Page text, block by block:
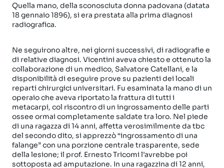
Quella mano, della sconosciuta donna padovana (datata
18 gennaio 1896), si era prestata alla prima diagnosi
radiografica.
Ne seguirono altre, nei giorni successivi, di radiografie e
di relative diagnosi. Vicentini aveva chiesto e ottenuto la
collaborazione di un medico, Salvatore Catellani, e la
disponibilità di eseguire prove su pazienti dei locali
reparti chirurgici universitari. Fu esaminata la mano di un
operaio che aveva riportato la frattura di tutti i
metacarpi, col riscontro di un ingrossamento delle parti
ossee ormai completamente saldate tra loro. Nel piede
di una ragazza di 14 anni, affetta verosimilmente da tbc
del secondo dito, si apprezzò “ingrossamento di una
falange” con una porzione centrale trasparente, sede
della lesione; il prof. Ernesto Tricomi l’avrebbe poi
sottoposta ad amputazione. In una ragazzina di 12 anni,